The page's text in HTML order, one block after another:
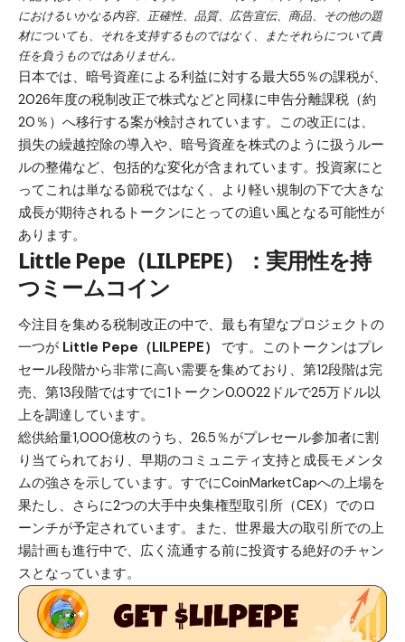
におけるいかなる内容、正確性、品質、広告宣伝、商品、その他の題
材についても、それを支持するものではなく、またそれらについて責
任を負うものではありません。
日本では、暗号資産による利益に対する最大55％の課税が、
2026年度の税制改正で株式などと同様に申告分離課税（約
20％）へ移行する案が検討されています。この改正には、
損失の繰越控除の導入や、暗号資産を株式のように扱うルー
ルの整備など、包括的な変化が含まれています。投資家にと
ってこれは単なる節税ではなく、より軽い規制の下で大きな
成長が期待されるトークンにとっての追い風となる可能性が
あります。
Little Pepe（LILPEPE）：実用性を持
つミームコイン
今注目を集める税制改正の中で、最も有望なプロジェクトの
一つが Little Pepe（LILPEPE）
です。このトークンはプレ
セール段階から非常に高い需要を集めており、第12段階は完
売、第13段階ではすでに1トークン0.0022ドルで25万ドル以
上を調達しています。
総供給量1,000億枚のうち、26.5％がプレセール参加者に割
り当てられており、早期のコミュニティ支持と成長モメンタ
ムの強さを示しています。すでにCoinMarketCapへの上場を
果たし、さらに2つの大手中央集権型取引所（CEX）でのロ
ーンチが予定されています。また、世界最大の取引所での上
場計画も進行中で、広く流通する前に投資する絶好のチャン
スとなっています。